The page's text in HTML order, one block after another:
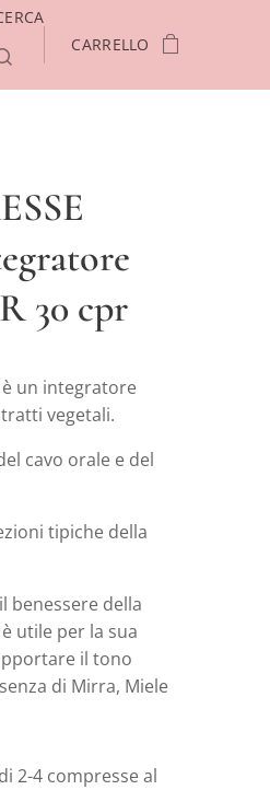
CARRELLO
30 cpr
un integratore
vegetali.
cavo orale e del
tipiche della
benessere della
utile per la sua
il tono
di Mirra, Miele
2-4 compresse al